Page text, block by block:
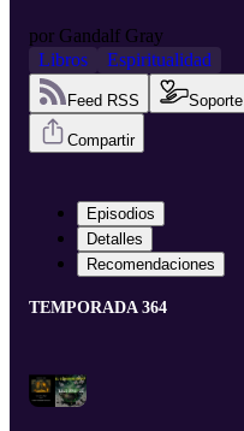
por Gandalf Gray
Libros
Espiritualidad
Feed RSS Soporte
Compartir
Episodios
Detalles
Recomendaciones
TEMPORADA 364